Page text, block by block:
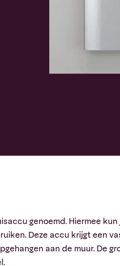
genoemd. Hiermee
Deze accu krijgt een
aan de muur. De